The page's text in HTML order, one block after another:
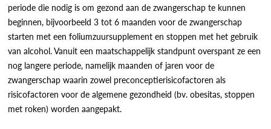
periode die nodig is om gezond aan de zwangerschap te kunnen
beginnen, bijvoorbeeld 3 tot 6 maanden voor de zwangerschap
starten met een foliumzuursupplement en stoppen met het gebruik
van alcohol. Vanuit een maatschappelijk standpunt overspant ze een
nog langere periode, namelijk maanden of jaren voor de
zwangerschap waarin zowel preconceptierisicofactoren als
risicofactoren voor de algemene gezondheid (bv. obesitas, stoppen
met roken) worden aangepakt.